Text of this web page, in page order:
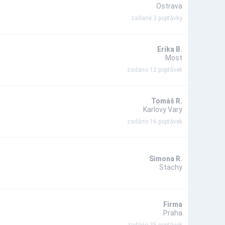
Ostrava
zadané 3 poptávky
Erika B.
Most
zadáno 12 poptávek
Tomáš R.
Karlovy Vary
zadáno 16 poptávek
Simona R.
Stachy
Firma
Praha